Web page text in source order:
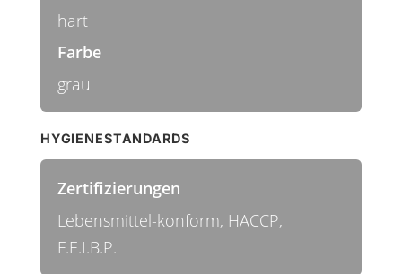
hart
Farbe
grau
HYGIENESTANDARDS
Zertifizierungen
Lebensmittel-konform, HACCP,
F.E.I.B.P.